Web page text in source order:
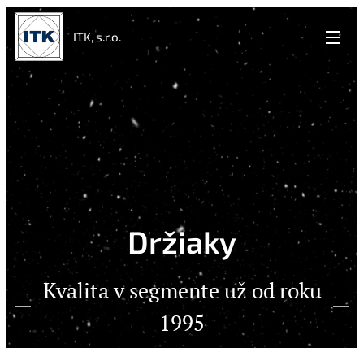
ITK, s.r.o.
Držiaky
Kvalita v segmente už od roku
1995